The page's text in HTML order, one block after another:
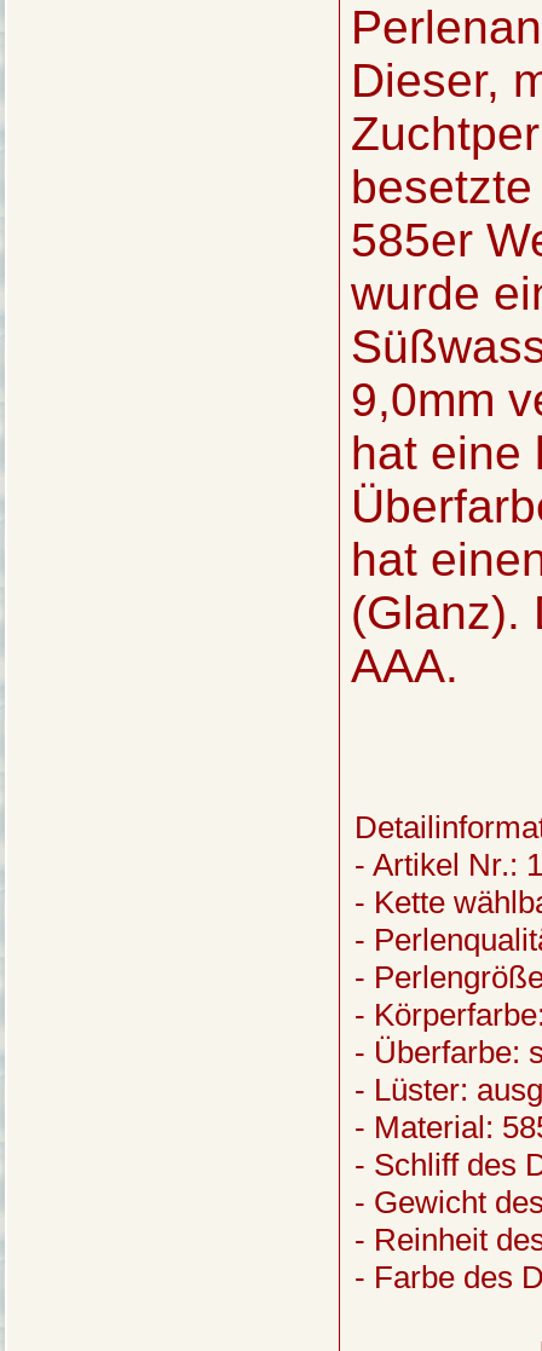
Dieser,
585er
wurde
9,0mm
hat eine
hat
(Glanz).
AAA.
- Artikel Nr.:
- Kette
-
-
-
- Überfarbe:
- Lüster:
- Material:
- Schliff des
- Gewicht
- Reinheit
- Farbe des